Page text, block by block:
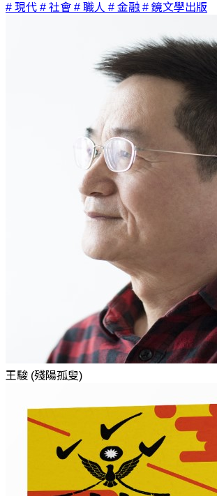
# 現代 # 社會 # 職人 # 金融 # 鏡文學出版
王駿 (殘陽孤叟)